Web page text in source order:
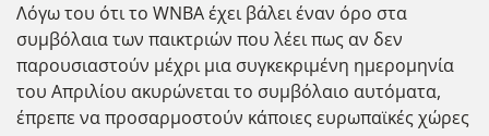
Λόγω του ότι το WNBA έχει βάλει έναν όρο στα
συμβόλαια των παικτριών που λέει πως αν δεν
παρουσιαστούν μέχρι μια συγκεκριμένη ημερομηνία
του Απριλίου ακυρώνεται το συμβόλαιο αυτόματα,
έπρεπε να προσαρμοστούν κάποιες ευρωπαϊκές χώρες